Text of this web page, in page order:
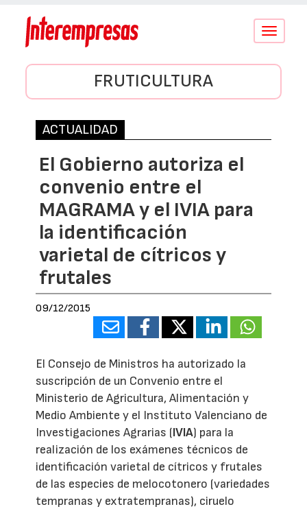
Conmutar
FRUTICULTURA
ACTUALIDAD
El Gobierno autoriza el
convenio entre el
MAGRAMA y el IVIA para
la identificación
varietal de cítricos y
frutales
09/12/2015
El Consejo de Ministros ha autorizado la
suscripción de un Convenio entre el
Ministerio de Agricultura, Alimentación y
Medio Ambiente y el Instituto Valenciano de
Investigaciones Agrarias (IVIA) para la
realización de los exámenes técnicos de
identificación varietal de cítricos y frutales
de las especies de melocotonero (variedades
tempranas y extratempranas), ciruelo